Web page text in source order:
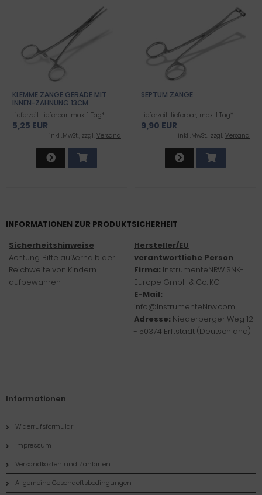
KLEMME ZANGE GERADE MIT
INNEN-ZAHNUNG 13CM
Lieferzeit: lieferbar, max. 1 Tag*
5,25 EUR
inkl .MwSt., zzgl. Versand
SEPTUM ZANGE
Lieferzeit: lieferbar, max. 1 Tag*
9,90 EUR
inkl .MwSt., zzgl. Versand
INFORMATIONEN ZUR PRODUKTSICHERHEIT
Sicherheitshinweise
Achtung: Bitte außerhalb der
Reichweite von Kindern
aufbewahren.
Hersteller/EU
verantwortliche Person
Firma: InstrumenteNRW SNK-
Europe GmbH & Co. KG
E-Mail:
info@InstrumenteNrw.com
Adresse: Niederberger Weg 12
- 50374 Erftstadt (Deutschland)
Informationen
Widerrufsformular
Impressum
Versandkosten und Zahlarten
Allgemeine Geschaeftsbedingungen